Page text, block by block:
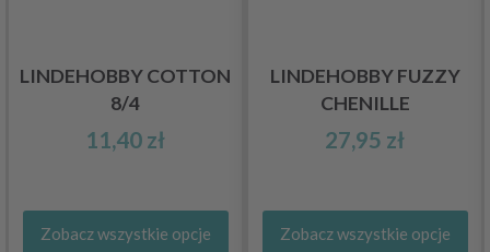
LINDEHOBBY COTTON
8/4
11,40 zł
Zobacz wszystkie opcje
LINDEHOBBY FUZZY
CHENILLE
27,95 zł
Zobacz wszystkie opcje